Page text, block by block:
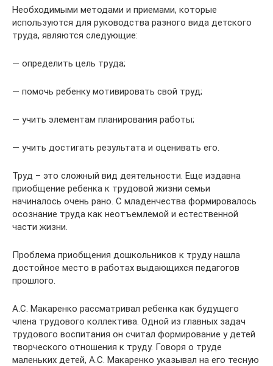
Необходимыми методами и приемами, которые
используются для руководства разного вида детского
труда, являются следующие:
— определить цель труда;
— помочь ребенку мотивировать свой труд;
— учить элементам планирования работы;
— учить достигать результата и оценивать его.
Труд – это сложный вид деятельности. Еще издавна
приобщение ребенка к трудовой жизни семьи
начиналось очень рано. С младенчества формировалось
осознание труда как неотъемлемой и естественной
части жизни.
Проблема приобщения дошкольников к труду нашла
достойное место в работах выдающихся педагогов
прошлого.
А.С. Макаренко рассматривал ребенка как будущего
члена трудового коллектива. Одной из главных задач
трудового воспитания он считал формирование у детей
творческого отношения к труду. Говоря о труде
маленьких детей, А.С. Макаренко указывал на его тесную